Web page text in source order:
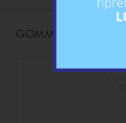
GOMMA LUNGA